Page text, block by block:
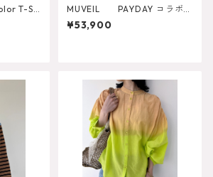
T-SH
MUVEIL PAYDAY コラボパ
ンツ MA262FP701
¥53,900